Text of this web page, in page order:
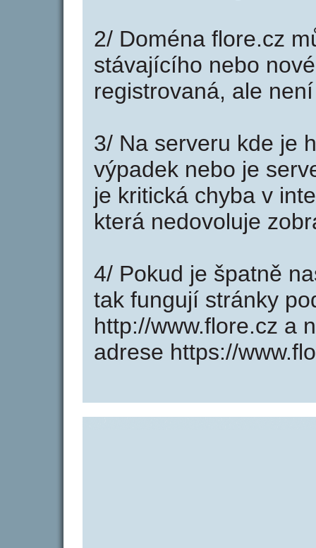
2/ Doména flore.cz
stávajícího nebo
registrovaná, ale
3/ Na serveru kde je
výpadek nebo je
je kritická chyba v
která nedovoluje
4/ Pokud je špatně
tak fungují stránky
http://www.flore.cz a
adrese https://